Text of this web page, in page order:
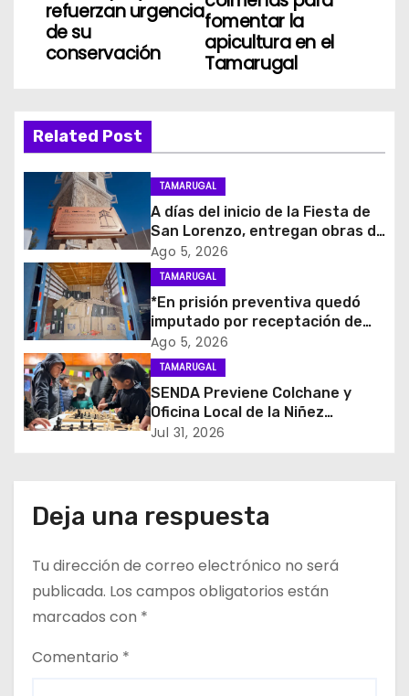
a
c
ó
n
d
e
e
n
r
d
a
s
fomentar la
apicultura en el
Tamarugal
refuerzan urgencia
de su
conservación
Related Post
TAMARUGAL
A días del inicio de la Fiesta de
San Lorenzo, entregan obras de
emergencia para resguardar su
histórico campanario
Ago 5, 2026
TAMARUGAL
*En prisión preventiva quedó
imputado por receptación de
cigarrillos avaluados en $1.600
millones*
Ago 5, 2026
TAMARUGAL
SENDA Previene Colchane y
Oficina Local de la Niñez
promueven el buen uso del
Jul 31, 2026
Deja una respuesta
Tu dirección de correo electrónico no será
publicada. Los campos obligatorios están
marcados con *
Comentario *